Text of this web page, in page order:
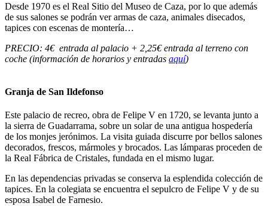
Desde 1970 es el Real Sitio del Museo de Caza, por lo que además
de sus salones se podrán ver armas de caza, animales disecados,
tapices con escenas de montería…
PRECIO: 4€ entrada al palacio + 2,25€ entrada al terreno con
coche (información de horarios y entradas aquí)
Granja de San Ildefonso
Este palacio de recreo, obra de Felipe V en 1720, se levanta junto a
la sierra de Guadarrama, sobre un solar de una antigua hospedería
de los monjes jerónimos. La visita guiada discurre por bellos salones
decorados, frescos, mármoles y brocados. Las lámparas proceden de
la Real Fábrica de Cristales, fundada en el mismo lugar.
En las dependencias privadas se conserva la esplendida colección de
tapices. En la colegiata se encuentra el sepulcro de Felipe V y de su
esposa Isabel de Farnesio.